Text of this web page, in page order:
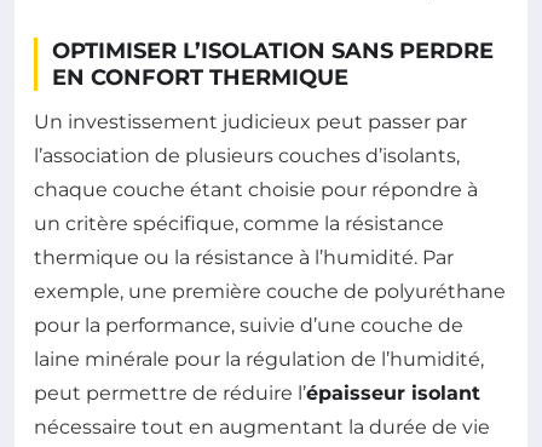
OPTIMISER L’ISOLATION SANS PERDRE
EN CONFORT THERMIQUE
Un investissement judicieux peut passer par
l’association de plusieurs couches d’isolants,
chaque couche étant choisie pour répondre à
un critère spécifique, comme la résistance
thermique ou la résistance à l’humidité. Par
exemple, une première couche de polyuréthane
pour la performance, suivie d’une couche de
laine minérale pour la régulation de l’humidité,
peut permettre de réduire l’épaisseur isolant
nécessaire tout en augmentant la durée de vie